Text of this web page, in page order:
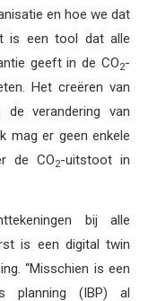
en hoe we dat
is een tool dat alle
geeft in de CO2-
Het creëren van
verandering van
mag er geen enkele
de CO2-uitstoot in
bij alle
is een digital twin
“Misschien is een
planning (IBP) al